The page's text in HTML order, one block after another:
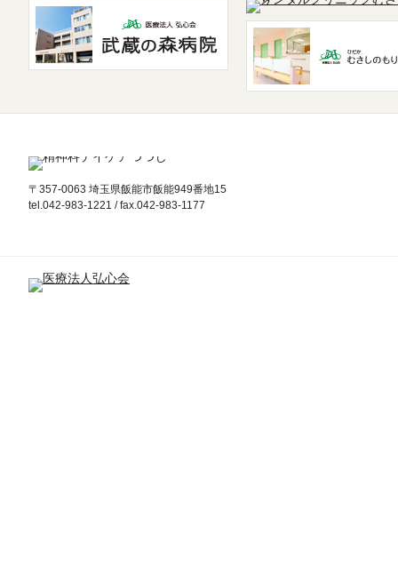
〒357-0063 埼玉県飯能市飯能949番地15
tel.042-983-1221 / fax.042-983-1177